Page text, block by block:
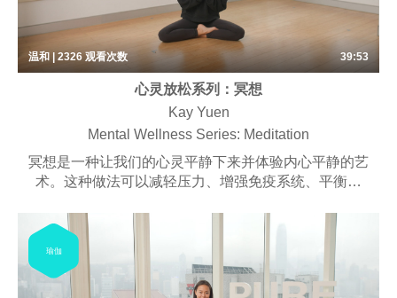
温和 | 2326观看次数 39:53
心灵放松系列：冥想
Kay Yuen
Mental Wellness Series: Meditation
冥想是一种让我们的心灵平静下来并体验内心平静的艺
术。这种做法可以减轻压力、增强免疫系统、平衡情
不仅仅是一种放松，它还能让你积极地应对世界给你带
来的一切。我们特别设计的课程让您有机会有效地重置
身心，以全新的宁静面对世界。
瑜伽